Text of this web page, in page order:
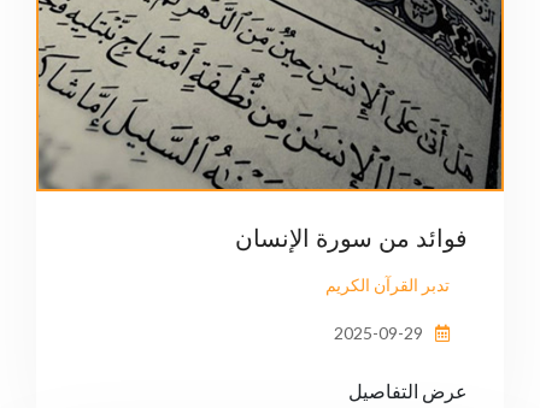
فوائد من سورة الإنسان
تدبر القرآن الكريم
عرض التفاصيل